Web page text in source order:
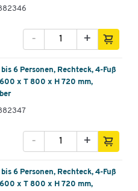
+
-
6 Personen, Rechteck, 4-Fuß
x T 800 x H 720 mm,
+
-
6 Personen, Rechteck, 4-Fuß
x T 800 x H 720 mm,